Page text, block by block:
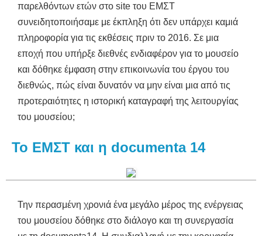
παρελθόντων ετών στο site του ΕΜΣΤ
συνειδητοποιήσαμε με έκπληξη ότι δεν υπάρχει καμιά
πληροφορία για τις εκθέσεις πριν το 2016. Σε μια
εποχή που υπήρξε διεθνές ενδιαφέρον για το μουσείο
και δόθηκε έμφαση στην επικοινωνία του έργου του
διεθνώς, πώς είναι δυνατόν να μην είναι μια από τις
προτεραιότητες η ιστορική καταγραφή της λειτουργίας
του μουσείου;
Το ΕΜΣΤ και η documenta 14
Την περασμένη χρονιά ένα μεγάλο μέρος της ενέργειας
του μουσείου δόθηκε στο διάλογο και τη συνεργασία